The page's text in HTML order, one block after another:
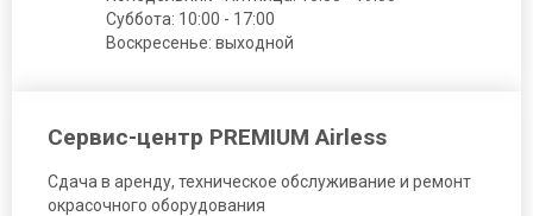
Суббота: 10:00 - 17:00
Воскресенье: выходной
Сервис-центр PREMIUM Airless
Сдача в аренду, техническое обслуживание и ремонт
окрасочного оборудования